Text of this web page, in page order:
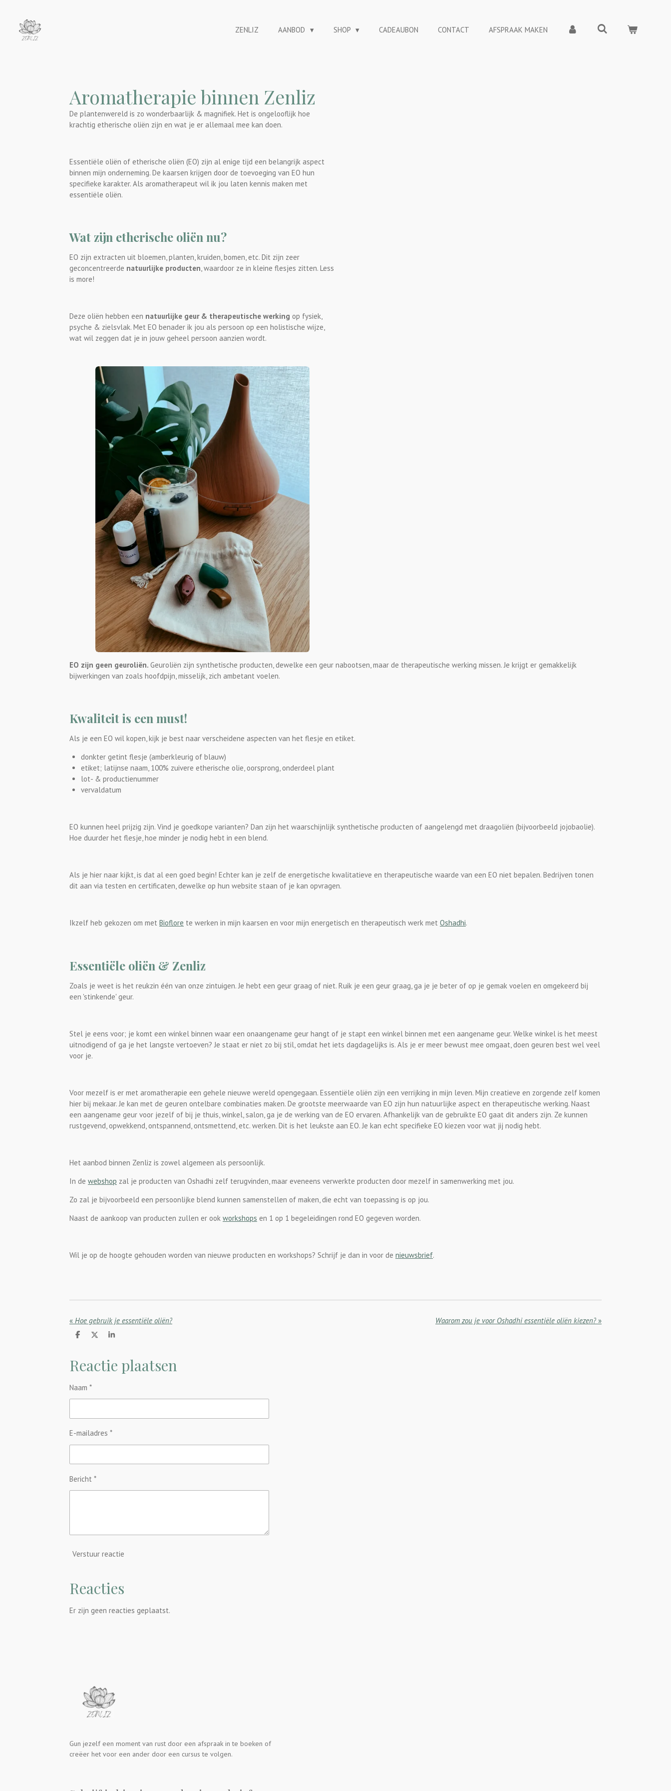
direct
naar
ZENLIZ AANBOD SHOP CADEAUBON CONTACT AFSPRAAK MAKEN
Aromatherapie binnen Zenliz
De plantenwereld is zo wonderbaarlijk & magnifiek. Het is ongelooflijk hoe
krachtig etherische oliën zijn en wat je er allemaal mee kan doen.
Essentiële oliën of etherische oliën (EO) zijn al enige tijd een belangrijk aspect
binnen mijn onderneming. De kaarsen krijgen door de toevoeging van EO hun
specifieke karakter. Als aromatherapeut wil ik jou laten kennis maken met
essentiële oliën.
Wat zijn etherische oliën nu?
EO zijn extracten uit bloemen, planten, kruiden, bomen, etc. Dit zijn zeer
geconcentreerde natuurlijke producten, waardoor ze in kleine flesjes zitten. Less
is more!
Deze oliën hebben een natuurlijke geur & therapeutische werking op fysiek,
psyche & zielsvlak. Met EO benader ik jou als persoon op een holistische wijze,
wat wil zeggen dat je in jouw geheel persoon aanzien wordt.
EO zijn geen geuroliën. Geuroliën zijn synthetische producten, dewelke een geur nabootsen, maar de therapeutische werking missen. Je krijgt er gemakkelijk
bijwerkingen van zoals hoofdpijn, misselijk, zich ambetant voelen.
Kwaliteitis een must!
Als je een EO wil kopen, kijk je best naar verscheidene aspecten van het flesje en etiket.
donkter getint flesje (amberkleurig of blauw)
etiket; latijnse naam, 100% zuivere etherische olie, oorsprong, onderdeel plant
lot- & productienummer
vervaldatum
EO kunnen heel prijzig zijn. Vind je goedkope varianten? Dan zijn het waarschijnlijk synthetische producten of aangelengd met draagoliën (bijvoorbeeld jojobaolie).
Hoe duurder het flesje, hoe minder je nodig hebt in een blend.
Als je hier naar kijkt, is dat al een goed begin! Echter kan je zelf de energetische kwalitatieve en therapeutische waarde van een EO niet bepalen. Bedrijven tonen
dit aan via testen en certificaten, dewelke op hun website staan of je kan opvragen.
Ikzelf heb gekozen om met Bioflore te werken in mijn kaarsen en voor mijn energetisch en therapeutisch werk met Oshadhi.
Essentiële oliën & Zenliz
Zoals je weet is het reukzin één van onze zintuigen. Je hebt een geur graag of niet. Ruik je een geur graag, ga je je beter of op je gemak voelen en omgekeerd bij
een 'stinkende' geur.
Stel je eens voor; je komt een winkel binnen waar een onaangename geur hangt of je stapt een winkel binnen met een aangename geur. Welke winkel is het meest
uitnodigend of ga je het langste vertoeven? Je staat er niet zo bij stil, omdat het iets dagdagelijks is. Als je er meer bewust mee omgaat, doen geuren best wel veel
voor je.
Voor mezelf is er met aromatherapie een gehele nieuwe wereld opengegaan. Essentiële oliën zijn een verrijking in mijn leven. Mijn creatieve en zorgende zelf komen
hier bij mekaar. Je kan met de geuren ontelbare combinaties maken. De grootste meerwaarde van EO zijn hun natuurlijke aspect en therapeutische werking. Naast
een aangename geur voor jezelf of bij je thuis, winkel, salon, ga je de werking van de EO ervaren. Afhankelijk van de gebruikte EO gaat dit anders zijn. Ze kunnen
rustgevend, opwekkend, ontspannend, ontsmettend, etc. werken. Dit is het leukste aan EO. Je kan echt specifieke EO kiezen voor wat jij nodig hebt.
Het aanbod binnen Zenliz is zowel algemeen als persoonlijk.
In de webshop zal je producten van Oshadhi zelf terugvinden, maar eveneens verwerkte producten door mezelf in samenwerking met jou.
Zo zal je bijvoorbeeld een persoonlijke blend kunnen samenstellen of maken, die echt van toepassing is op jou.
Naast de aankoop van producten zullen er ook workshops en 1 op 1 begeleidingen rond EO gegeven worden.
Wil je op de hoogte gehouden worden van nieuwe producten en workshops? Schrijf je dan in voor de nieuwsbrief.
« Hoe gebruik je essentiële oliën? Waarom zou je voor Oshadhi essentiële oliën kiezen? »
D
e
n
D
S
e
Reactie plaatsen
Naam *
E-mailadres *
Bericht *
Verstuur reactie
Reacties
Er zijn geen reacties geplaatst.
Gun jezelf een moment van rust door een afspraak in te boeken of
creëer het voor een ander door een cursus te volgen.